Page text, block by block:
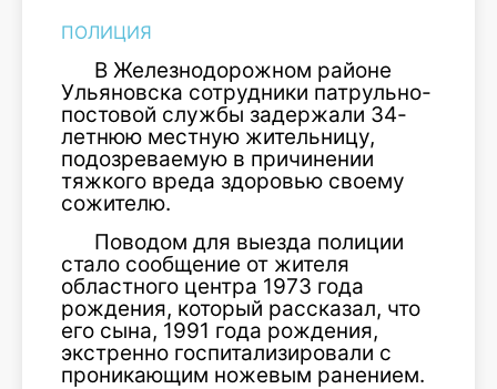
ПОЛИЦИЯ
В Железнодорожном районе
Ульяновска сотрудники патрульно-
постовой службы задержали 34-
летнюю местную жительницу,
подозреваемую в причинении
тяжкого вреда здоровью своему
сожителю.
Поводом для выезда полиции
стало сообщение от жителя
областного центра 1973 года
рождения, который рассказал, что
его сына, 1991 года рождения,
экстренно госпитализировали с
проникающим ножевым ранением.